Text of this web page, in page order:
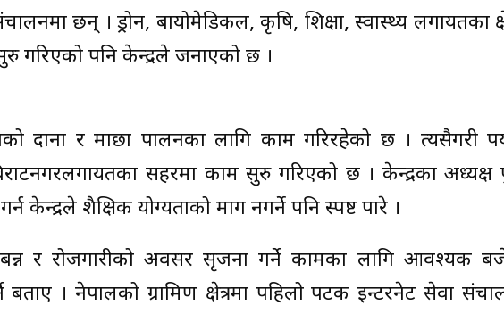
छन् । ड्रोन, बायोमेडिकल, कृषि, शिक्षा, स्वास्थ्य लगायतका
गरिएको पनि केन्द्रले जनाएको छ ।
दाना र माछा पालनका लागि काम गरिरहेको छ । त्यसैगरी
सहरमा काम सुरु गरिएको छ । केन्द्रका
केन्द्रले शैक्षिक योग्यताको माग नगर्ने पनि स्पष्ट पारे ।
र रोजगारीको अवसर सृजना गर्ने कामका लागि आवश्यक
बताए । नेपालको ग्रामिण क्षेत्रमा पहिलो पटक इन्टरनेट सेवा